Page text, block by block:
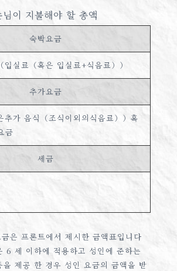
님이 지불해야 할 총액
숙박요금
실료（혹은 입실료+식음료））
추가요금
가 음식（조식이외의식음료））혹
금
세금
은 프론트에서 제시한 금액표입니다
6 세 이하에 적용하고 성인에 준하는
을 제공 한 경우 성인 요금의 금액을 받